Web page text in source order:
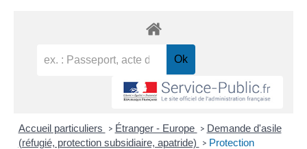
Accueil particuliers > Étranger - Europe > Demande d'asile
(réfugié, protection subsidiaire, apatride)
> Protection